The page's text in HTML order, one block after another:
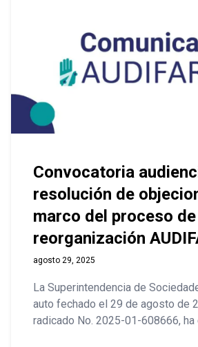
Convocatoria
resolución de
marco del proceso de
reorganización
agosto 29, 2025
La Superintendencia de
auto fechado el 29 de agosto de
radicado No. 2025-01-608666, ha